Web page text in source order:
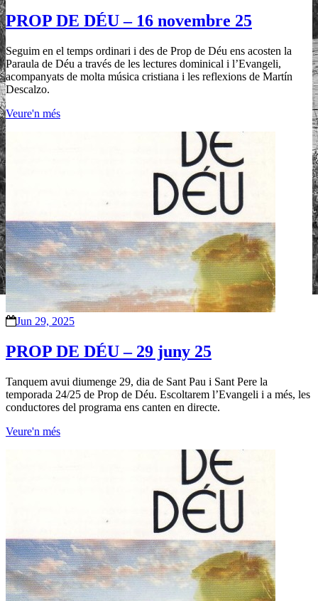
PROP DE DÉU – 16 novembre 25
Seguim en el temps ordinari i des de Prop de Déu ens acosten la
Paraula de Déu a través de les lectures dominical i l’Evangeli,
acompanyats de molta música cristiana i les reflexions de Martín
Descalzo.
Veure'n més
Jun 29, 2025
PROP DE DÉU – 29 juny 25
Tanquem avui diumenge 29, dia de Sant Pau i Sant Pere la
temporada 24/25 de Prop de Déu. Escoltarem l’Evangeli i a més, les
conductores del programa ens canten en directe.
Veure'n més